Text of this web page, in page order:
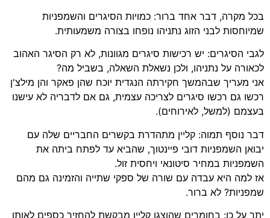
בכל מקרה, דבר אחד ברור: כמויות הסיגרים והשמפניות
שמיוחסות לבני הזוג נתניהו נופחו בצורה משמעותית.
לגבי הסיגרים: יש רכישות סיגרים מגוונות, לא רק הסיגר האהוב
לכאורה על נתניהו, ולכן נשאלת השאלה, בשביל מה?
אני מעריך שבהמשך חקירתה הנגדית יוכח שהן פאקר והן מילצ'ן
רכשו גם רכשו סיגרים לצריכה עצמית, גם אם לדבריה לא עישנו
בעצמם (למשל, לאירוחים).
דבר נוסף תמוה: קליין מתהדרת בקשרים החבריים שלה עם
יבואן השמפניות דובי פיינטוך, שהביא עד לפתח ביתה את
השמפניות במחיר סיטונאי ויחסית זול.
אז למה היא עבדה עם שורה של ספקי שתייה והזמינה גם מהם
שמפניות? לא ברור.
יתר על כן: בחומרים שהוצגו קליין מבקשת להחזיר כספים לאותו